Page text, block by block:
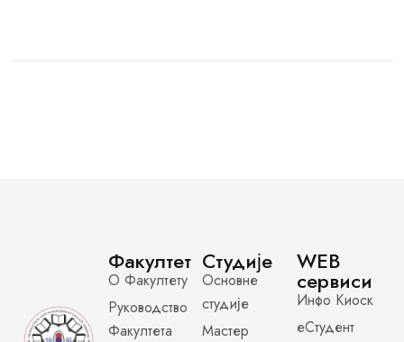
Факултет
О Факултету
Руководство
Факултета
Студије
Основне
студије
Мастер
WEB
сервиси
Инфо Киоск
еСтудент